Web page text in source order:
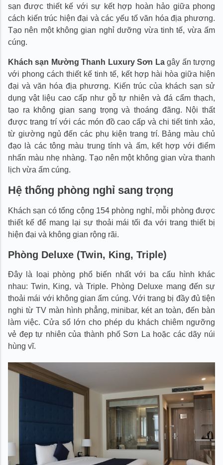
sạn được thiết kế với sự kết hợp hoàn hảo giữa phong
cách kiến trúc hiện đại và các yếu tố văn hóa địa phương.
Tạo nên một không gian nghỉ dưỡng vừa tinh tế, vừa ấm
cúng.
Khách sạn Mường Thanh Luxury Sơn Lagây ấn tượng
với phong cách thiết kế tinh tế, kết hợp hài hòa giữa hiện
đại và văn hóa địa phương. Kiến trúc của khách sạn sử
dụng vật liệu cao cấp như gỗ tự nhiên và đá cẩm thạch,
tạo ra không gian sang trọng và thoáng đãng. Nội thất
được trang trí với các món đồ cao cấp và chi tiết tinh xảo,
từ giường ngủ đến các phụ kiện trang trí. Bảng màu chủ
đạo là các tông màu trung tính và ấm, kết hợp với điểm
nhấn màu nhẹ nhàng. Tạo nên một không gian vừa thanh
lịch vừa ấm cúng.
Hệ thống phòng nghỉ sang trọng
Khách sạn có tổng cộng 154 phòng nghỉ, mỗi phòng được
thiết kế để mang lại sự thoải mái tối đa với trang thiết bị
hiện đại và không gian rộng rãi.
Phòng Deluxe (Twin, King, Triple)
Đây là loại phòng phổ biến nhất với ba cấu hình khác
nhau: Twin, King, và Triple. Phòng Deluxe mang đến sự
thoải mái với không gian ấm cúng. Với trang bị đầy đủ tiện
nghi từ TV màn hình phẳng, minibar, két an toàn, đến bàn
làm việc. Cửa sổ lớn cho phép du khách chiêm ngưỡng
vẻ đẹp tự nhiên của thành phố Sơn La hoặc các dãy núi
hùng vĩ.